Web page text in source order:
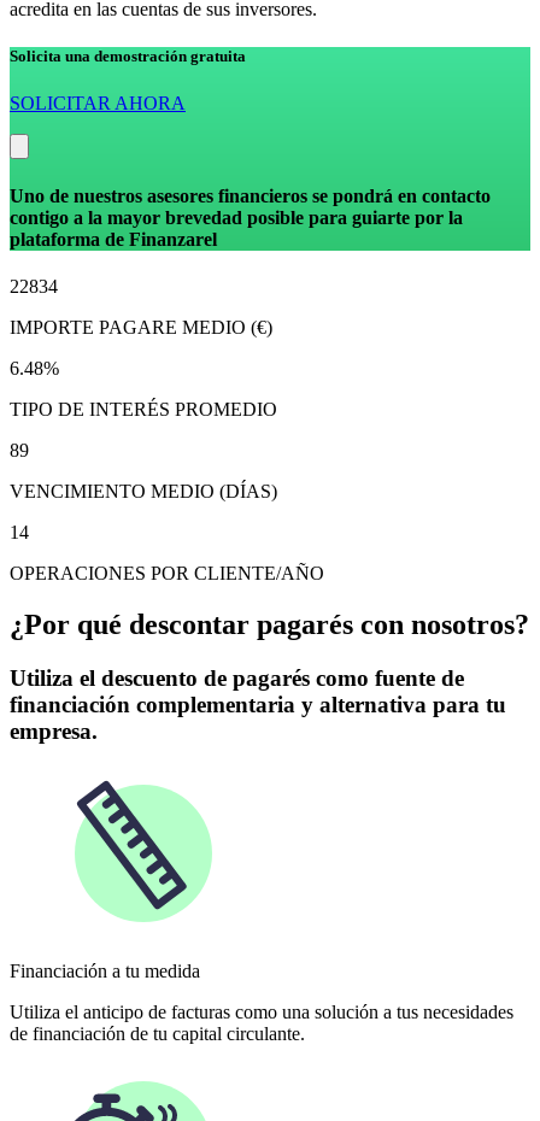
acredita en las cuentas de sus inversores.
Solicita una demostración gratuita
SOLICITAR AHORA
Uno de nuestros asesores financieros se pondrá en contacto
contigo a la mayor brevedad posible para guiarte por la
plataforma de Finanzarel
22834
IMPORTE PAGARE MEDIO (€)
6.48%
TIPO DE INTERÉS PROMEDIO
89
VENCIMIENTO MEDIO (DÍAS)
14
OPERACIONES POR CLIENTE/AÑO
¿Por qué descontar pagarés con nosotros?
Utiliza el descuento de pagarés como fuente de
financiación complementaria y alternativa para tu
empresa.
Financiación a tu medida
Utiliza el anticipo de facturas como una solución a tus necesidades
de financiación de tu capital circulante.